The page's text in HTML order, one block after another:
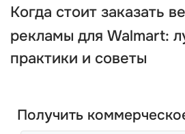
Когда стоит заказать
рекламы для Walmart:
практики и советы
Получить